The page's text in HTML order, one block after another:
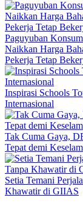
Paguyuban
Naikkan Harga
Pekerja Tetap
Inspirasi Schools
Internasional
Tak Cuma Gaya,
Tepat demi
Setia Temani
Khawatir di GIIAS